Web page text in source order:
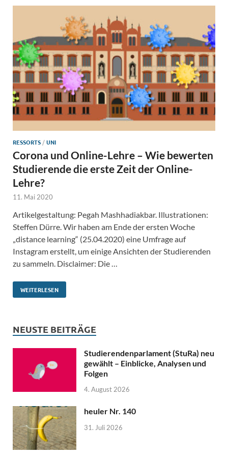
RESSORTS /UNI
Corona und Online-Lehre – Wie bewerten
Studierende die erste Zeit der Online-
Lehre?
11. Mai 2020
Artikelgestaltung: Pegah Mashhadiakbar. Illustrationen:
Steffen Dürre. Wir haben am Ende der ersten Woche
„distance learning“ (25.04.2020) eine Umfrage auf
Instagram erstellt, um einige Ansichten der Studierenden
zu sammeln. Disclaimer: Die …
WEITERLESEN
NEUSTE BEITRÄGE
Studierendenparlament (StuRa) neu
gewählt – Einblicke, Analysen und
Folgen
4. August 2026
heuler Nr. 140
31. Juli 2026